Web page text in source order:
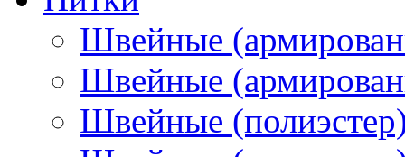
Швейные
Швейные
Швейные